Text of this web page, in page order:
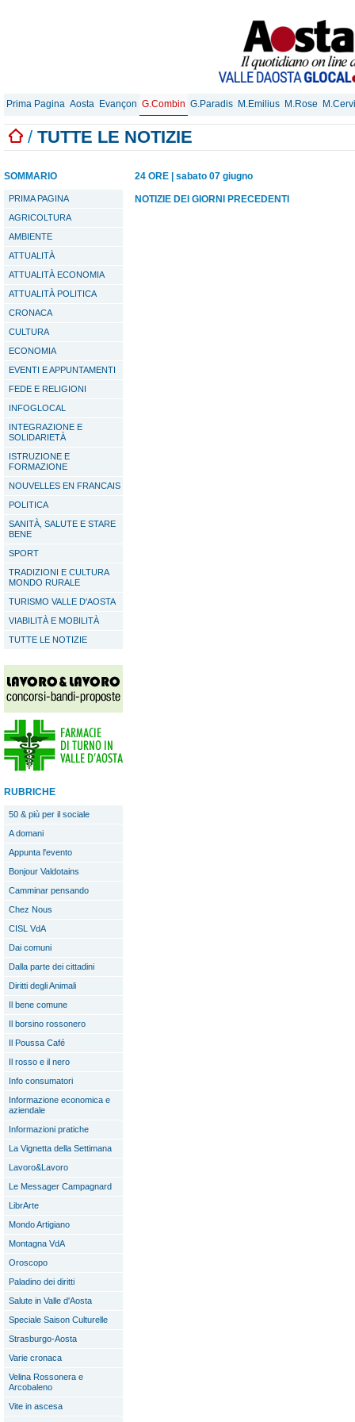
Prima Pagina Aosta Evançon G.Combin G.Paradis M.Emilius M.Rose
/ TUTTE LE NOTIZIE
SOMMARIO
PRIMA PAGINA
AGRICOLTURA
AMBIENTE
ATTUALITÀ
ATTUALITÀ ECONOMIA
ATTUALITÀ POLITICA
CRONACA
CULTURA
ECONOMIA
EVENTI E APPUNTAMENTI
FEDE E RELIGIONI
INFOGLOCAL
INTEGRAZIONE E
SOLIDARIETÀ
ISTRUZIONE E
FORMAZIONE
NOUVELLES EN FRANCAIS
POLITICA
SANITÀ, SALUTE E STARE
BENE
SPORT
TRADIZIONI E CULTURA
MONDO RURALE
TURISMO VALLE D'AOSTA
VIABILITÀ E MOBILITÀ
TUTTE LE NOTIZIE
RUBRICHE
50 & più per il sociale
A domani
Appunta l'evento
Bonjour Valdotains
Camminar pensando
Chez Nous
CISL VdA
Dai comuni
Dalla parte dei cittadini
Diritti degli Animali
Il bene comune
Il borsino rossonero
Il Poussa Café
Il rosso e il nero
Info consumatori
Informazione economica e
aziendale
Informazioni pratiche
La Vignetta della Settimana
Lavoro&Lavoro
Le Messager Campagnard
LibrArte
Mondo Artigiano
Montagna VdA
Oroscopo
Paladino dei diritti
Salute in Valle d'Aosta
Speciale Saison Culturelle
Strasburgo-Aosta
Varie cronaca
Velina Rossonera e
Arcobaleno
Vite in ascesa
24 ORE sabato 07 giugno
NOTIZIE DEI GIORNI PRECEDENTI